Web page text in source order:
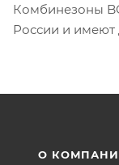
Комбинезоны
России и имеют
О